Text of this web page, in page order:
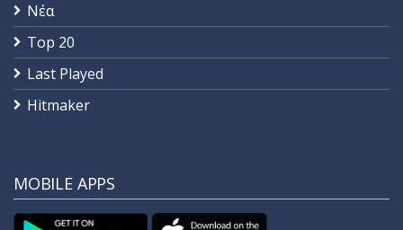
Νέα
Top 20
Last Played
Hitmaker
MOBILE APPS